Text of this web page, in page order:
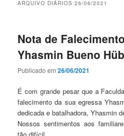
ARQUIVO DIÁRIOS:26/06/2021
Nota de
Yhasmin Bueno
Publicado em26/06/2021
É com grande pesar que a
falecimento da sua egressa
dedicada e batalhadora, Yhasmin
Nossos sentimentos aos